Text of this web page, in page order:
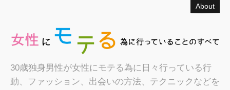
About
30歳独身男性が女性にモテる為に日々行っている行
動、ファッション、出会いの方法、テクニックなどを